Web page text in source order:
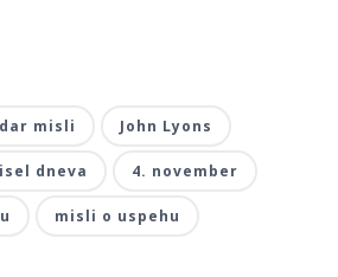
misli John Lyons
dneva 4. november
misli o uspehu